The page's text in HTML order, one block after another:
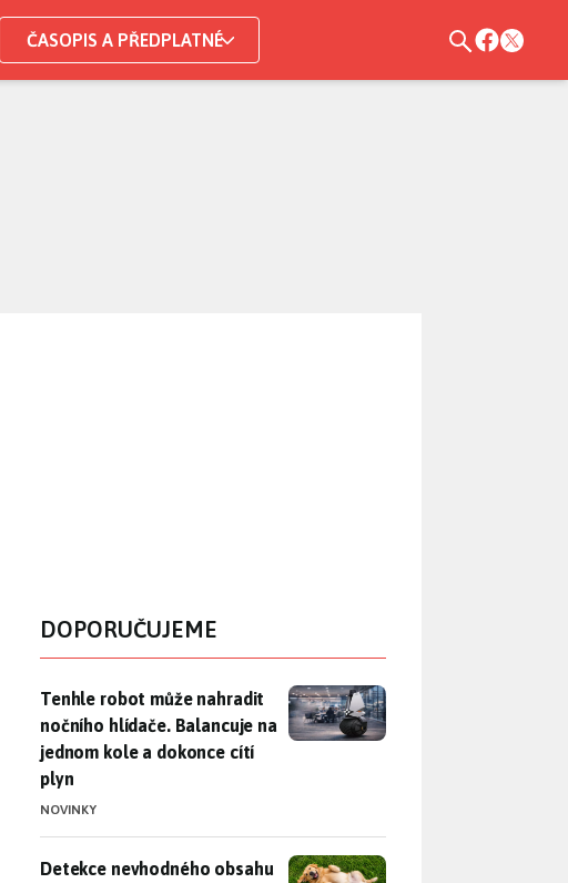
ČASOPIS A PŘEDPLATNÉ
DOPORUČUJEME
Tenhle robot může nahradit nočního hlídače. Balancuje na
Tenhle robot může nahradit
nočního hlídače. Balancuje na
jednom kole a dokonce cítí
plyn
NOVINKY
Detekce nevhodného obsahu rozmazala video se psem. Apple mu
Detekce nevhodného obsahu